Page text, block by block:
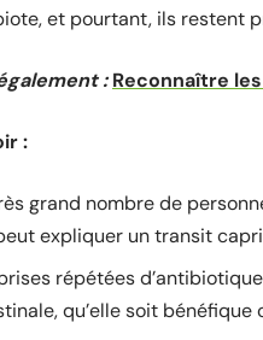
et pourtant, ils restent
: Reconnaître
:
grand nombre de
expliquer un transit
répétées
qu’elle soit